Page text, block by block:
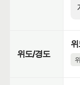
위도/경도